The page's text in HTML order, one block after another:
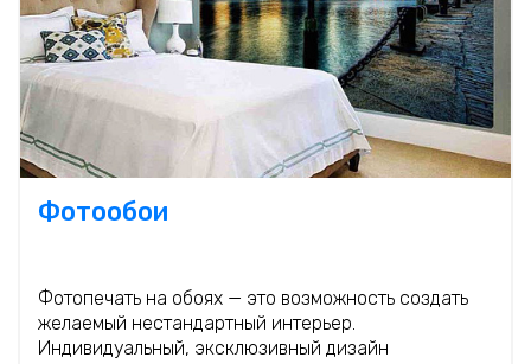
Фотообои
Фотопечать на обоях — это возможность создать
желаемый нестандартный интерьер.
Индивидуальный, эксклюзивный дизайн